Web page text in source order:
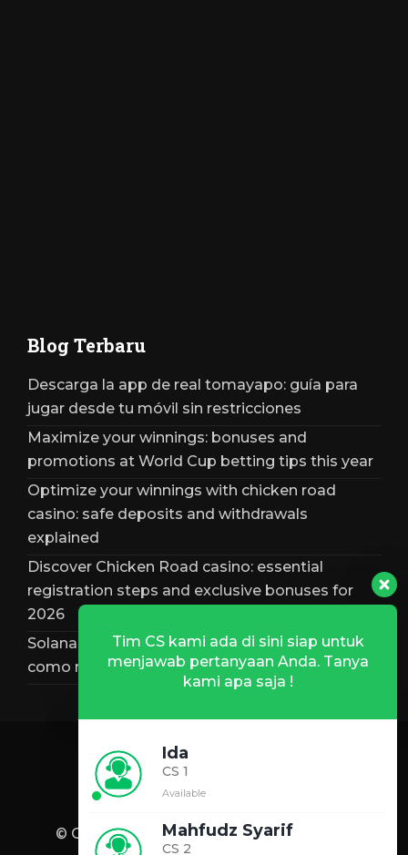
Blog Terbaru
Descarga la app de real tomayapo: guía para
jugar desde tu móvil sin restricciones
Maximize your winnings: bonuses and
promotions at World Cup betting tips this year
Optimize your winnings with chicken road
casino: safe deposits and withdrawals
explained
Discover Chicken Road casino: essential
registration steps and exclusive bonuses for
2026
Solana bônus – análise completa, requisitos e
como reclamar
© Copyright 2026 -eLazisDeveloped by
Tim CS kami ada di sini siap untuk
menjawab pertanyaan Anda. Tanya
kami apa saja !
Ida
CS 1
Available
Mahfudz Syarif
CS 2